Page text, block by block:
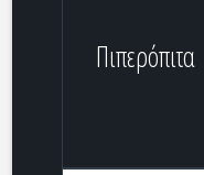
Πιπερόπιτα